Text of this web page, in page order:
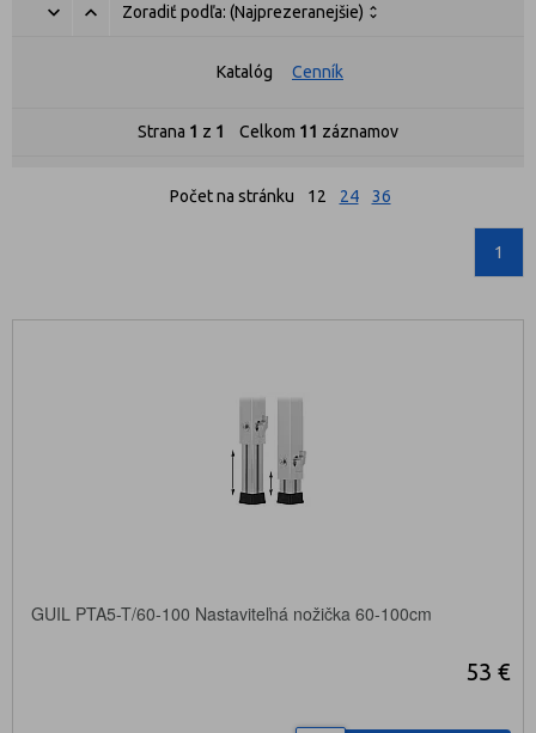
Zoradiť podľa: (Najprezeranejšie)
Katalóg Cenník
Strana 1 z 1 Celkom 11 záznamov
Počet na stránku 12 24 36
1
GUIL PTA5-T/60-100 Nastaviteľná nožička 60-100cm
53 €